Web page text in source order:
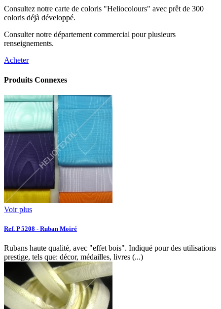
Consultez notre carte de coloris "Heliocolours" avec prêt de 300
coloris déjà développé.
Consulter notre département commercial pour plusieurs
renseignements.
Acheter
Produits Connexes
Voir plus
Ref. P 5208 - Ruban Moiré
Rubans haute qualité, avec "effet bois". Indiqué pour des utilisations
prestige, tels que: décor, médailles, livres (...)